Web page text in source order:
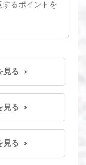
るポイントを
見る
見る
見る